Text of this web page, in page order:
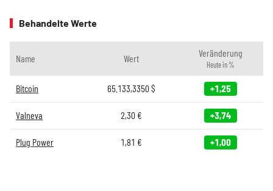
Behandelte Werte
Name Wert Veränderung
Heute in %
Bitcoin 65.133,3350$ +1,25
Valneva 2,30 € +3,74
Plug Power 1,81 € +1,00